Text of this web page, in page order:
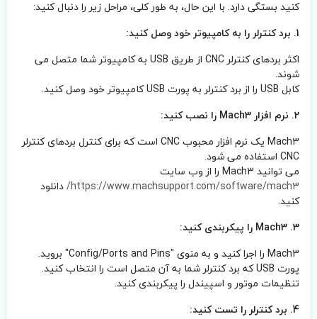
کنید بستگی دارد. با این حال، به طور کلی، مراحل زیر را دنبال کنید:
1. برد کنترلر را به کامپیوتر خود وصل کنید:
اکثر بردهای کنترلر CNC از طریق USB به کامپیوتر شما متصل می
شوند.
کابل USB را از برد کنترلر به پورت USB کامپیوتر خود وصل کنید.
2. نرم افزار Mach3 را نصب کنید:
Mach3 یک نرم افزار محبوب CNC است که برای کنترل بردهای کنترلر
CNC استفاده می شود.
می توانید Mach3 را از وب سایت
https://www.machsupport.com/software/mach3/ دانلود
کنید.
3. Mach3 را پیکربندی کنید:
Mach3 را اجرا کنید و به منوی "Config/Ports and Pins" بروید.
پورت USB که برد کنترلر شما به آن متصل است را انتخاب کنید.
تنظیمات موتور و اسپیندل را پیکربندی کنید.
4. برد کنترلر را تست کنید: